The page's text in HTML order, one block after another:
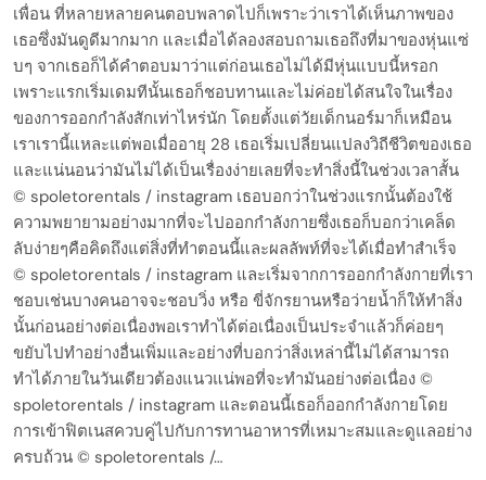
เพื่อน ที่หลายหลายคนตอบพลาดไปก็เพราะว่าเราได้เห็นภาพของ
เธอซึ่งมันดูดีมากมาก และเมื่อได้ลองสอบถามเธอถึงที่มาของหุ่นแซ่
บๆ จากเธอก็ได้คำตอบมาว่าแต่ก่อนเธอไม่ได้มีหุ่นแบบนี้หรอก
เพราะแรกเริ่มเดมทีนั้นเธอก็ชอบทานและไม่ค่อยได้สนใจในเรื่อง
ของการออกกำลังสักเท่าไหร่นัก โดยตั้งแต่วัยเด็กนอร์มาก็เหมือน
เราเรานี้แหละแต่พอเมื่ออายุ 28 เธอเริ่มเปลี่ยนแปลงวิถีชีวิตของเธอ
และแน่นอนว่ามันไม่ได้เป็นเรื่องง่ายเลยที่จะทำสิ่งนี้ในช่วงเวลาสั้น
© spoletorentals / instagram เธอบอกว่าในช่วงแรกนั้นต้องใช้
ความพยายามอย่างมากที่จะไปออกกำลังกายซึ่งเธอก็บอกว่าเคล็ด
ลับง่ายๆคือคิดถึงแต่สิ่งที่ทำตอนนี้และผลลัพท์ที่จะได้เมื่อทำสำเร็จ
© spoletorentals / instagram และเริ่มจากการออกกำลังกายที่เรา
ชอบเช่นบางคนอาจจะชอบวิ่ง หรือ ขี่จักรยานหรือว่ายน้ำก็ให้ทำสิ่ง
นั้นก่อนอย่างต่อเนื่องพอเราทำได้ต่อเนื่องเป็นประจำแล้วก็ค่อยๆ
ขยับไปทำอย่างอื่นเพิ่มและอย่างที่บอกว่าสิ่งเหล่านี้ไม่ได้สามารถ
ทำได้ภายในวันเดียวต้องแนวแน่พอที่จะทำมันอย่างต่อเนื่อง ©
spoletorentals / instagram และตอนนี้เธอก็ออกกำลังกายโดย
การเข้าฟิตเนสควบคู่ไปกับการทานอาหารที่เหมาะสมและดูแลอย่าง
ครบถ้วน © spoletorentals /…